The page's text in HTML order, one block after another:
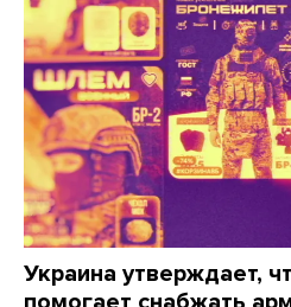
Украина утверждает,